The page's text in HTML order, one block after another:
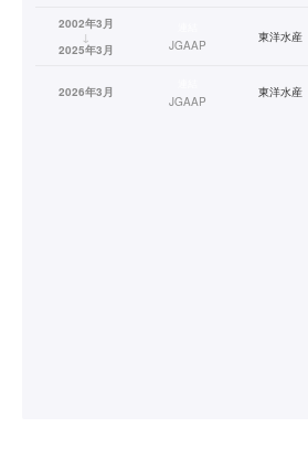
2002年3月
↓
2025年3月
JGAAP
東洋水産
2026年3月
JGAAP
東洋水産